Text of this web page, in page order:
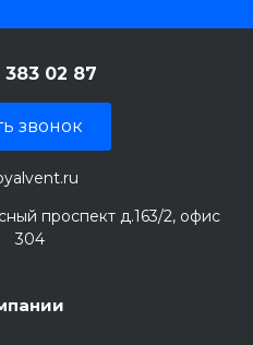
383 02 87
звонок
проспект д.163/2, офис
304